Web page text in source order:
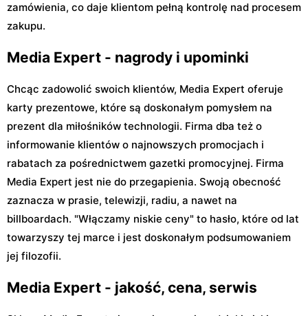
zamówienia, co daje klientom pełną kontrolę nad procesem
zakupu.
Media Expert - nagrody i upominki
Chcąc zadowolić swoich klientów, Media Expert oferuje
karty prezentowe, które są doskonałym pomysłem na
prezent dla miłośników technologii. Firma dba też o
informowanie klientów o najnowszych promocjach i
rabatach za pośrednictwem gazetki promocyjnej. Firma
Media Expert jest nie do przegapienia. Swoją obecność
zaznacza w prasie, telewizji, radiu, a nawet na
billboardach. "Włączamy niskie ceny" to hasło, które od lat
towarzyszy tej marce i jest doskonałym podsumowaniem
jej filozofii.
Media Expert - jakość, cena, serwis